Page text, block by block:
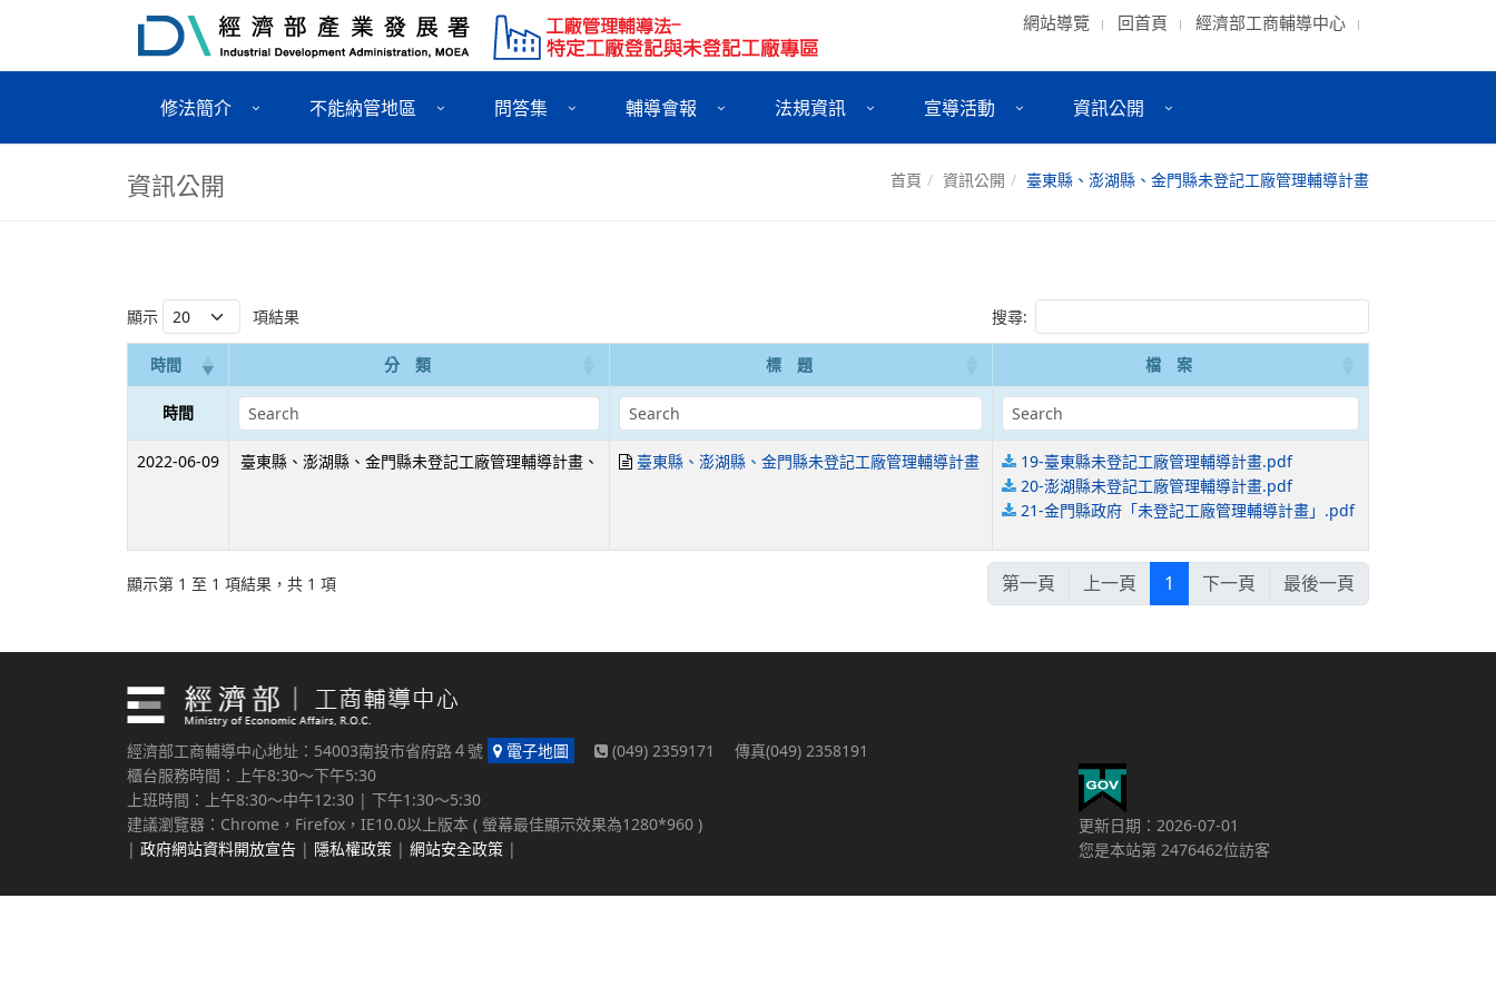
網站導覽 回首頁 經濟部工商輔導中心
修法簡介 不能納管地區 問答集 輔導會報 法規資訊 宣導活動 資訊公開
資訊公開 首頁 資訊公開 臺東縣、澎湖縣、金門縣未登記工廠管理輔導計畫
顯示 項結果 搜尋:
時間 分 類 標 題 檔 案
時間
2022-06-09 臺東縣、澎湖縣、金門縣未登記工廠管理輔導計畫、 臺東縣、澎湖縣、金門縣未登記工廠管理輔導計畫
19-臺東縣未登記工廠管理輔導計畫.pdf
20-澎湖縣未登記工廠管理輔導計畫.pdf
21-金門縣政府「未登記工廠管理輔導計畫」.pdf
顯示第 1 至 1 項結果，共 1 項 第一頁 上一頁 1 下一頁 最後一頁
經濟部工商輔導中心地址：54003南投市省府路４號 電子地圖
(049) 2359171 傳真(049) 2358191
櫃台服務時間：上午8:30～下午5:30
上班時間：上午8:30～中午12:30 | 下午1:30～5:30
建議瀏覽器：Chrome，Firefox，IE10.0以上版本 ( 螢幕最佳顯示效果為1280*960 )
| 政府網站資料開放宣告 | 隱私權政策 | 網站安全政策 |
更新日期：2026-07-01
您是本站第 2476462位訪客